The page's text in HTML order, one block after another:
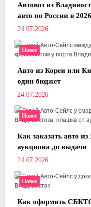
Автовоз из
авто по России в 2026
24.07.2026
Новое
Авто из Кореи или
один бюджет
24.07.2026
Новое
Как заказать авто
аукциона до выдачи
24.07.2026
Новое
Как оформить